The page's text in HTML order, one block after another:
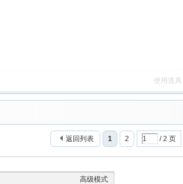
使用道具
1 2 / 2 页
返回列表
高级模式